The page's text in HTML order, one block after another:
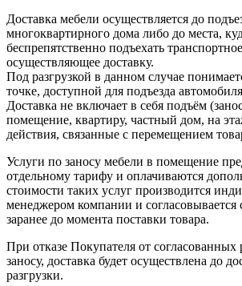
Доставка мебели осуществляется до
многоквартирного дома либо до места,
беспрепятственно подъехать
осуществляющее доставку.
Под разгрузкой в данном случае
точке, доступной для подъезда
Доставка не включает в себя подъём
помещение, квартиру, частный дом, на
действия, связанные с перемещением
Услуги по заносу мебели в помещение
отдельному тарифу и оплачиваются
стоимости таких услуг производится
менеджером компании и согласовывается
заранее до момента поставки товара.
При отказе Покупателя от согласованных
заносу, доставка будет осуществлена до
разгрузки.